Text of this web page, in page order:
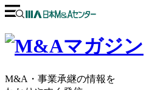
M&A・事業承継の情報を